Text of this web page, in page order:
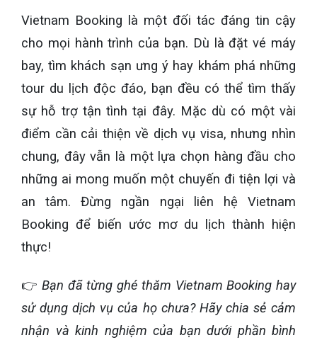
Vietnam Booking là một đối tác đáng tin cậy
cho mọi hành trình của bạn. Dù là đặt vé máy
bay, tìm khách sạn ưng ý hay khám phá những
tour du lịch độc đáo, bạn đều có thể tìm thấy
sự hỗ trợ tận tình tại đây. Mặc dù có một vài
điểm cần cải thiện về dịch vụ visa, nhưng nhìn
chung, đây vẫn là một lựa chọn hàng đầu cho
những ai mong muốn một chuyến đi tiện lợi và
an tâm. Đừng ngần ngại liên hệ Vietnam
Booking để biến ước mơ du lịch thành hiện
thực!
👉Bạn đã từng ghé thăm Vietnam Booking hay
sử dụng dịch vụ của họ chưa? Hãy chia sẻ cảm
nhận và kinh nghiệm của bạn dưới phần bình